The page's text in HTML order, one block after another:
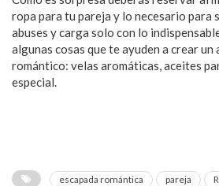
ropa para tu pareja y lo necesario para
abuses y carga solo con lo
algunas cosas que te ayuden a crear un
romántico: velas aromáticas, aceites
especial.
escapada romántica pareja